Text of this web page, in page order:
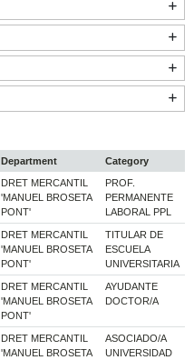
Department
Category
DRET MERCANTIL
'MANUEL BROSETA
PONT'
PROF.
PERMANENTE
LABORAL PPL
DRET MERCANTIL
'MANUEL BROSETA
PONT'
TITULAR DE
ESCUELA
UNIVERSITARIA
DRET MERCANTIL
'MANUEL BROSETA
PONT'
AYUDANTE
DOCTOR/A
DRET MERCANTIL
'MANUEL BROSETA
ASOCIADO/A
UNIVERSIDAD